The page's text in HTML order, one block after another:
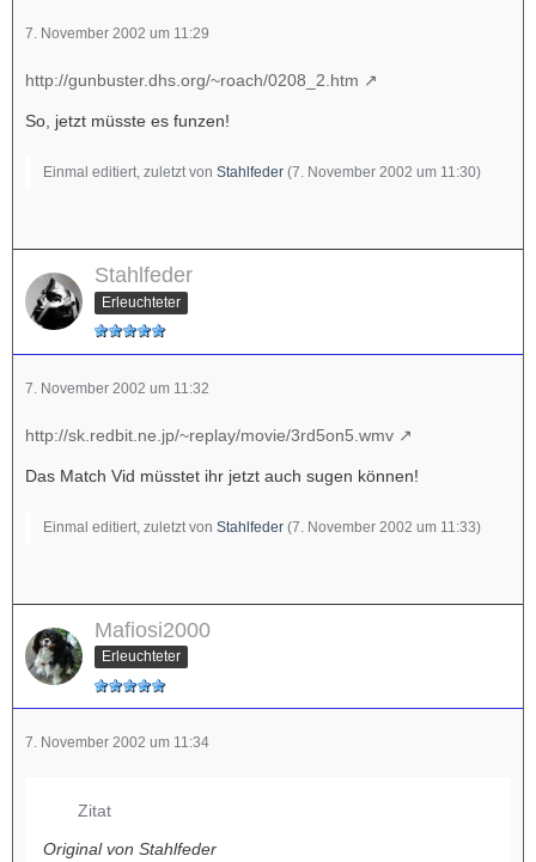
7. November 2002 um 11:29
http://gunbuster.dhs.org/~roach/0208_2.htm
So, jetzt müsste es funzen!
Einmal editiert, zuletzt von Stahlfeder (7. November 2002 um 11:30)
Stahlfeder
Erleuchteter
7. November 2002 um 11:32
http://sk.redbit.ne.jp/~replay/movie/3rd5on5.wmv
Das Match Vid müsstet ihr jetzt auch sugen können!
Einmal editiert, zuletzt von Stahlfeder (7. November 2002 um 11:33)
Mafiosi2000
Erleuchteter
7. November 2002 um 11:34
Zitat
Original von Stahlfeder